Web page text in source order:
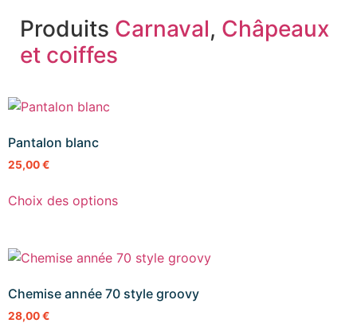
Produits Carnaval, Châpeaux
et coiffes
Pantalon blanc
25,00€
Choix des options
Chemise année 70 style groovy
28,00€